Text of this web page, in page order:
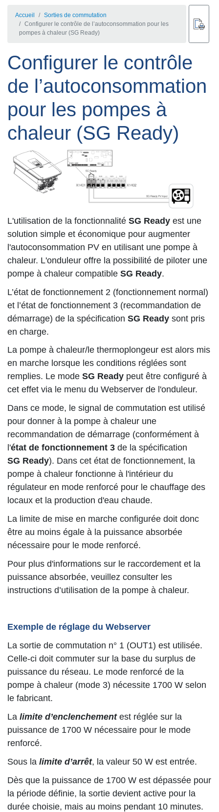
Accueil
Sorties de commutation
Configurer le contrôle de l’autoconsommation pour les
pompes à chaleur (SG Ready)
Configurer le contrôle
de l’autoconsommation
pour les pompes à
chaleur (SG Ready)
L'utilisation de la fonctionnalité SG Ready est une
solution simple et économique pour augmenter
l'autoconsommation PV en utilisant une pompe à
chaleur. L'onduleur offre la possibilité de piloter une
pompe à chaleur compatible SG Ready.
L’état de fonctionnement 2 (fonctionnement normal)
et l’état de fonctionnement 3 (recommandation de
démarrage) de la spécification SG Ready sont pris
en charge.
La pompe à chaleur/le thermoplongeur est alors mis
en marche lorsque les conditions réglées sont
remplies. Le mode SG Ready peut être configuré à
cet effet via le menu du Webserver de l'onduleur.
Dans ce mode, le signal de commutation est utilisé
pour donner à la pompe à chaleur une
recommandation de démarrage (conformément à
l'état de fonctionnement 3 de la spécification
SG Ready). Dans cet état de fonctionnement, la
pompe à chaleur fonctionne à l'intérieur du
régulateur en mode renforcé pour le chauffage des
locaux et la production d'eau chaude.
La limite de mise en marche configurée doit donc
être au moins égale à la puissance absorbée
nécessaire pour le mode renforcé.
Pour plus d'informations sur le raccordement et la
puissance absorbée, veuillez consulter les
instructions d’utilisation de la pompe à chaleur.
Exemple de réglage du Webserver
La sortie de commutation n° 1 (OUT1) est utilisée.
Celle-ci doit commuter sur la base du surplus de
puissance du réseau. Le mode renforcé de la
pompe à chaleur (mode 3) nécessite 1700 W selon
le fabricant.
La limite d’enclenchementest réglée sur la
puissance de 1700 W nécessaire pour le mode
renforcé.
Sous la limite d’arrêt, la valeur 50 W est entrée.
Dès que la puissance de 1700 W est dépassée pour
la période définie, la sortie devient active pour la
durée choisie, mais au moins pendant 10 minutes.